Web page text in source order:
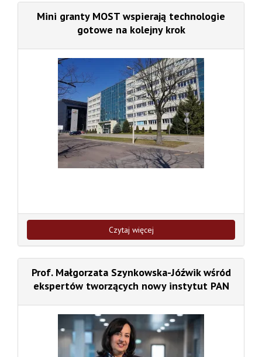
Mini granty MOST wspierają technologie
gotowe na kolejny krok
Czytaj więcej
Prof. Małgorzata Szynkowska-Jóźwik wśród
ekspertów tworzących nowy instytut PAN